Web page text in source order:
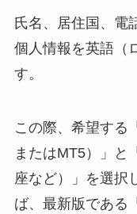
氏名、居住国、電
個人情報を英語（
す。
この際、希望する
またはMT5）」と
座など）」を選択
ば、最新版である